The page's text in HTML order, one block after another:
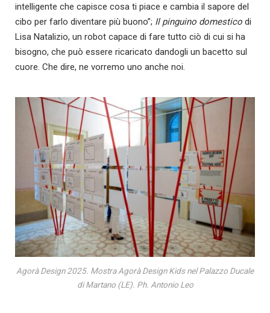
intelligente che capisce cosa ti piace e cambia il sapore del
cibo per farlo diventare più buono”; Il pinguino domestico di
Lisa Natalizio, un robot capace di fare tutto ciò di cui si ha
bisogno, che può essere ricaricato dandogli un bacetto sul
cuore. Che dire, ne vorremo uno anche noi.
Agorà Design 2025. Mostra Agorà Design Kids nel Palazzo Ducale
di Martano (LE). Ph. Antonio Leo